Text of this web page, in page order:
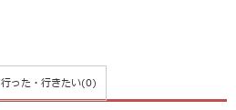
行った・行きたい(0)